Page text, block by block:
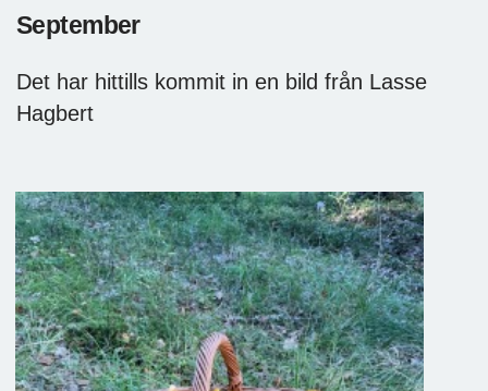
September
Det har hittills kommit in en bild från Lasse
Hagbert